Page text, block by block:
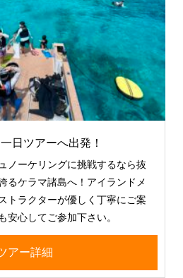
日ツアーへ出発！
ノーケリングに挑戦するなら抜
るケラマ諸島へ！アイランドメ
トラクターが優しく丁寧にご案
安心してご参加下さい。
アー詳細